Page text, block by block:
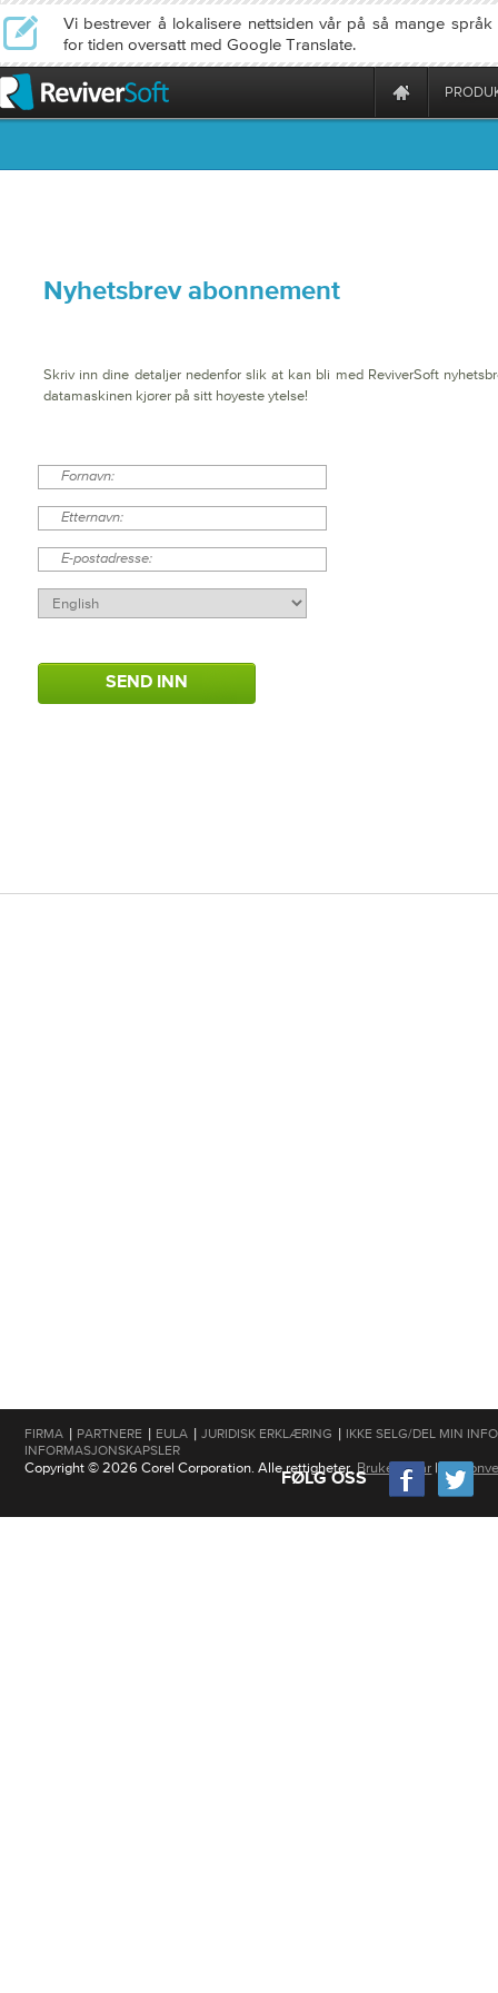
Vi bestrever å lokalisere nettsiden vår på så mange
for tiden oversatt med Google Translate.
Nyhetsbrev abonnement
Skriv inn dine detaljer nedenfor slik at kan bli med ReviverSoft
datamaskinen kjører på sitt høyeste ytelse!
FIRMA | PARTNERE | EULA | JURIDISK ERKLÆRING | IKKE SELG/DEL MIN
INFORMASJONSKAPSLER
Copyright © 2026 Corel Corporation. Alle rettigheter. Brukervilkår |
FØLG OSS